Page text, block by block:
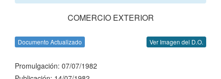
COMERCIO EXTERIOR
Documento Actualizado Ver Imagen del D.O.
Promulgación: 07/07/1982